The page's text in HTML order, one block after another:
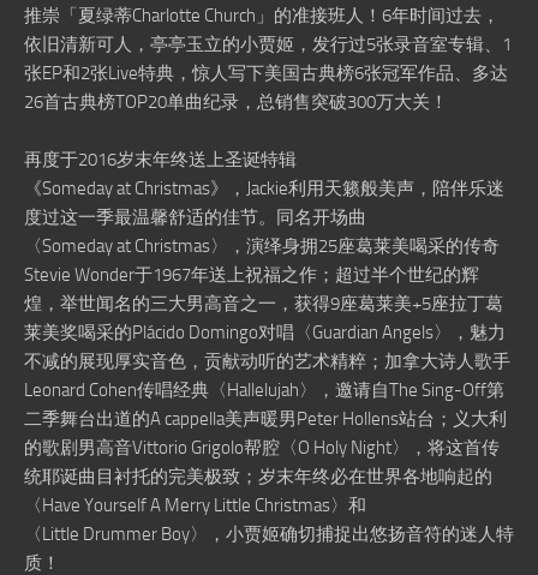
推崇「夏绿蒂Charlotte Church」的准接班人！6年时间过去，
依旧清新可人，亭亭玉立的小贾姬，发行过5张录音室专辑、1
张EP和2张Live特典，惊人写下美国古典榜6张冠军作品、多达
26首古典榜TOP20单曲纪录，总销售突破300万大关！
再度于2016岁末年终送上圣诞特辑
《Someday at Christmas》，Jackie利用天籁般美声，陪伴乐迷
度过这一季最温馨舒适的佳节。同名开场曲
〈Someday at Christmas〉，演绎身拥25座葛莱美喝采的传奇
Stevie Wonder于1967年送上祝福之作；超过半个世纪的辉
煌，举世闻名的三大男高音之一，获得9座葛莱美+5座拉丁葛
莱美奖喝采的Plácido Domingo对唱〈Guardian Angels〉，魅力
不减的展现厚实音色，贡献动听的艺术精粹；加拿大诗人歌手
Leonard Cohen传唱经典〈Hallelujah〉，邀请自The Sing-Off第
二季舞台出道的A cappella美声暖男Peter Hollens站台；义大利
的歌剧男高音Vittorio Grigolo帮腔〈O Holy Night〉，将这首传
统耶诞曲目衬托的完美极致；岁末年终必在世界各地响起的
〈Have Yourself A Merry Little Christmas〉和
〈Little Drummer Boy〉，小贾姬确切捕捉出悠扬音符的迷人特
质！